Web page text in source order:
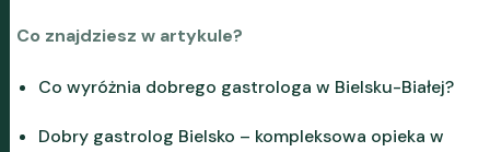
Co znajdziesz w artykule?
Co wyróżnia dobrego gastrologa w Bielsku-Białej?
Dobry gastrolog Bielsko – kompleksowa opieka w